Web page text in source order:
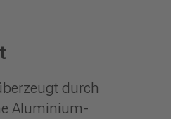
durch
Aluminium-